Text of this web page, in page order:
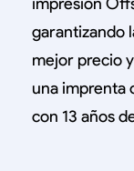
garantizando
mejor precio
una imprenta
con 13 años